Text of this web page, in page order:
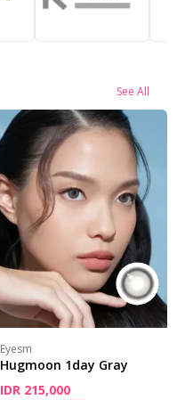
See All
Eyesm
Hugmoon 1day Gray
IDR 215,000